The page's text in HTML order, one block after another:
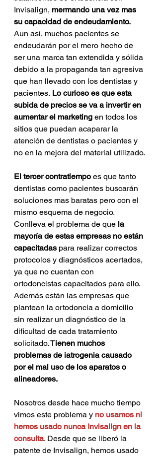
Invisalign, mermando una vez mas
su capacidad de endeudamiento.
Aun así, muchos pacientes se
endeudarán por el mero hecho de
ser una marca tan extendida y sólida
debido a la propaganda tan agresiva
que han llevado con los dentistas y
pacientes. Lo curioso es que esta
subida de precios se va a invertir en
aumentar el marketing en todos los
sitios que puedan acaparar la
atención de dentistas o pacientes y
no en la mejora del material utilizado.
El tercer contratiempo es que tanto
dentistas como pacientes buscarán
soluciones mas baratas pero con el
mismo esquema de negocio.
Conlleva el problema de que la
mayoría de estas empresas no están
capacitadas para realizar correctos
protocolos y diagnósticos acertados,
ya que no cuentan con
ortodoncistas capacitados para ello.
Además están las empresas que
plantean la ortodoncia a domicilio
sin realizar un diagnóstico de la
dificultad de cada tratamiento
solicitado. Tienen muchos
problemas de iatrogenia causado
por el mal uso de los aparatos o
alineadores.
Nosotros desde hace mucho tiempo
vimos este problema y no usamos ni
hemos usado nunca Invisalign en la
consulta. Desde que se liberó la
patente de Invisalign, hemos usado